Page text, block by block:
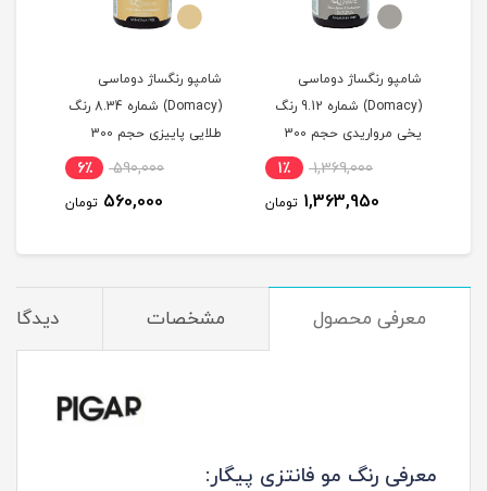
شامپو رنگساژ دوماسی
(Domacy) شماره 9.12 رنگ
یخی مرواریدی حجم 300
میلی لیتر1,369,000 1٪
1,363,950 تومان
شامپو رنگساژ دوماسی
(Domacy) شماره 8.34 رنگ
طلایی پاییزی حجم 300
590,000 6٪
560,000 تومان
معرفی محصول مشخصات
معرفی رنگ مو فانتزی پیگار: